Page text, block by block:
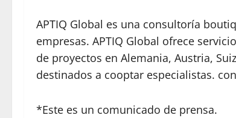
APTIQ Global es una consultoría
empresas. APTIQ Global ofrece
de proyectos en Alemania, Austria,
destinados a cooptar especialistas.
*Este es un comunicado de prensa.